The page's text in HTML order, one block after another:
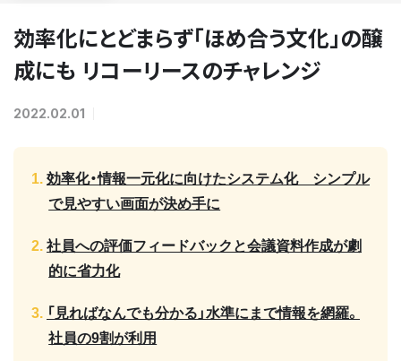
効率化にとどまらず「ほめ合う文化」の醸
成にも リコーリースのチャレンジ
2022.02.01
効率化・情報一元化に向けたシステム化 シンプル
で見やすい画面が決め手に
社員への評価フィードバックと会議資料作成が劇
的に省力化
「見ればなんでも分かる」水準にまで情報を網羅。
社員の9割が利用